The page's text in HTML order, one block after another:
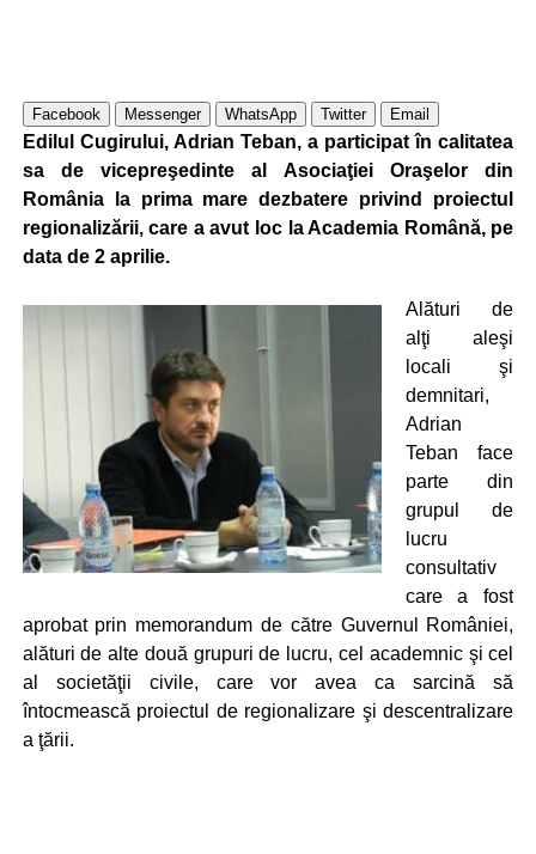
Facebook Messenger WhatsApp Twitter Email
Edilul Cugirului, Adrian Teban, a participat în calitatea
sa de vicepreşedinte al Asociaţiei Oraşelor din
România la prima mare dezbatere privind proiectul
regionalizării, care a avut loc la Academia Română, pe
data de 2 aprilie.
Alături de
alţi aleşi
locali şi
demnitari,
Adrian
Teban face
parte din
grupul de
lucru
consultativ
care a fost
aprobat prin memorandum de către Guvernul României,
alături de alte două grupuri de lucru, cel academnic şi cel
al societăţii civile, care vor avea ca sarcină să
întocmească proiectul de regionalizare şi descentralizare
a ţării.